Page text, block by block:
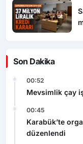
Son Dakika
00:52
Mevsimlik çay
00:45
Karabük’te
düzenlendi